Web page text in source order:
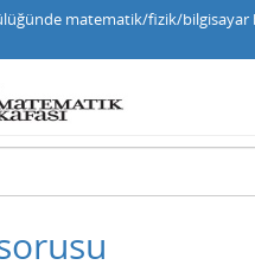
matematik/fizik/bilgisayar